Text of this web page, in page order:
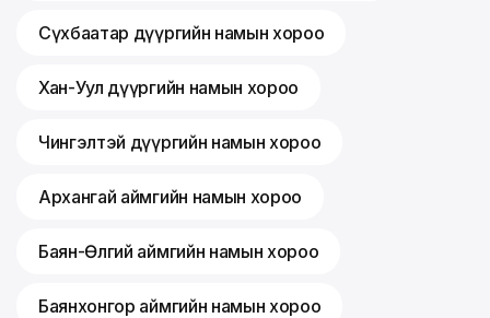
Сүхбаатар дүүргийн намын хороо
Хан-Уул дүүргийн намын хороо
Чингэлтэй дүүргийн намын хороо
Архангай аймгийн намын хороо
Баян-Өлгий аймгийн намын хороо
Баянхонгор аймгийн намын хороо